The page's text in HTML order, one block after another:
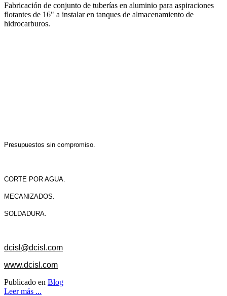
Fabricación de conjunto de tuberías en aluminio para aspiraciones
flotantes de 16" a instalar en tanques de almacenamiento de
hidrocarburos.
Presupuestos sin compromiso.
CORTE POR AGUA.
MECANIZADOS.
SOLDADURA.
dcisl@dcisl.com
www.dcisl.com
Publicado en Blog
Leer más ...